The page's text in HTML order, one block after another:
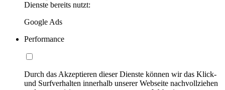
Dienste bereits nutzt:
Google Ads
Performance
Durch das Akzeptieren dieser Dienste können wir das Klick-
und Surfverhalten innerhalb unserer Webseite nachvollziehen